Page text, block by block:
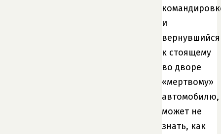
и
вернувшийся
к стоящему
во дворе
«мертвому»
автомобилю,
может не
знать, как